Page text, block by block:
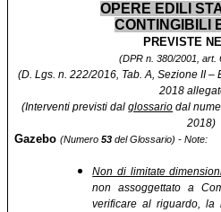
OPERE EDILI
CONTINGIBILI
PREVISTE
(DPR n. 380/2001, art.
(D. Lgs. n. 222/2016, Tab. A, Sezione II
2018
(Interventi previsti dalglossario dal
2018)
Gazebo(Numero 53 del Glossario) - Note:
Non di limitate
non assoggettato a
verificare al riguardo, la